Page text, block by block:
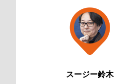
スージー鈴木